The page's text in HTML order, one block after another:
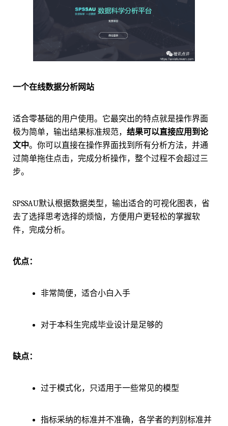
一个在线数据分析网站
适合零基础的用户使用。它最突出的特点就是操作界面
极为简单，输出结果标准规范， 结果可以直接应用到论
文中。你可以直接在操作界面找到所有分析方法，并通
过简单拖住点击，完成分析操作，整个过程不会超过三
步。
SPSSAU默认根据数据类型，输出适合的可视化图表，省
去了选择思考选择的烦恼，方便用户更轻松的掌握软
件，完成分析。
优点：
非常简便，适合小白入手
对于本科生完成毕业设计是足够的
缺点：
过于模式化，只适用于一些常见的模型
指标采纳的标准并不准确，各学者的判别标准并